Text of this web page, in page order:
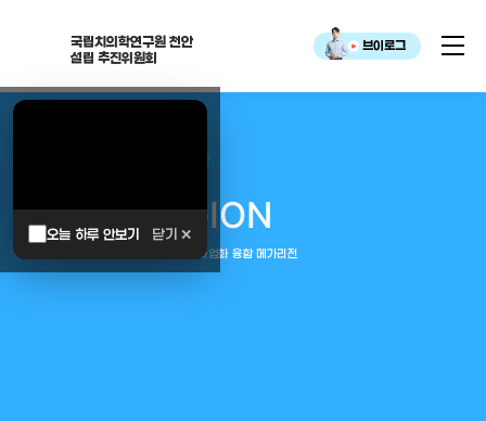
국립치의학연구원 천안
설립 추진위원회
브이로그
오늘 하루 안보기 닫기 ✕
대한민국은 두번이나 약속하였습니다.
MEGAREGION
중부권 전체를 잇는 연구–임상–평가–사업화 융합 메가리전